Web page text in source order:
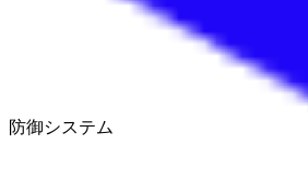
防御システム